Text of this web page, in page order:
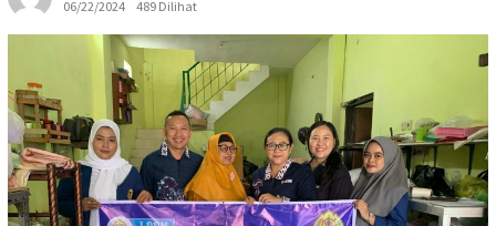
06/22/2024
489 Dilihat